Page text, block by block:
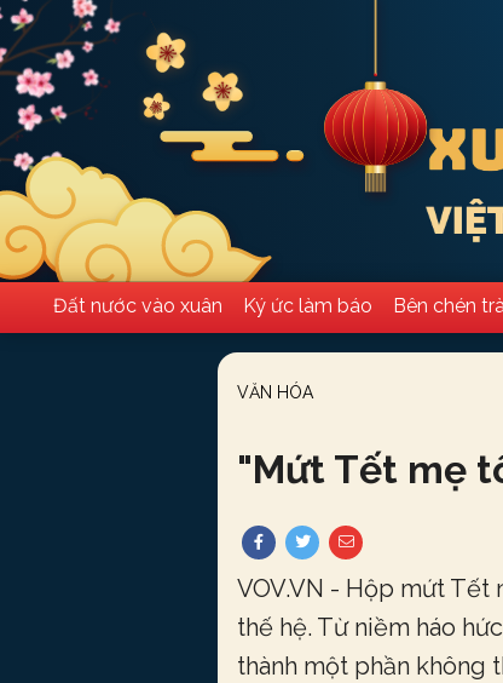
Đất nước vào xuân Ký ức làm báo Bên chén
VĂN HÓA
"Mứt Tết mẹ
VOV.VN - Hộp mứt Tết
thế hệ. Từ niềm háo
thành một phần không